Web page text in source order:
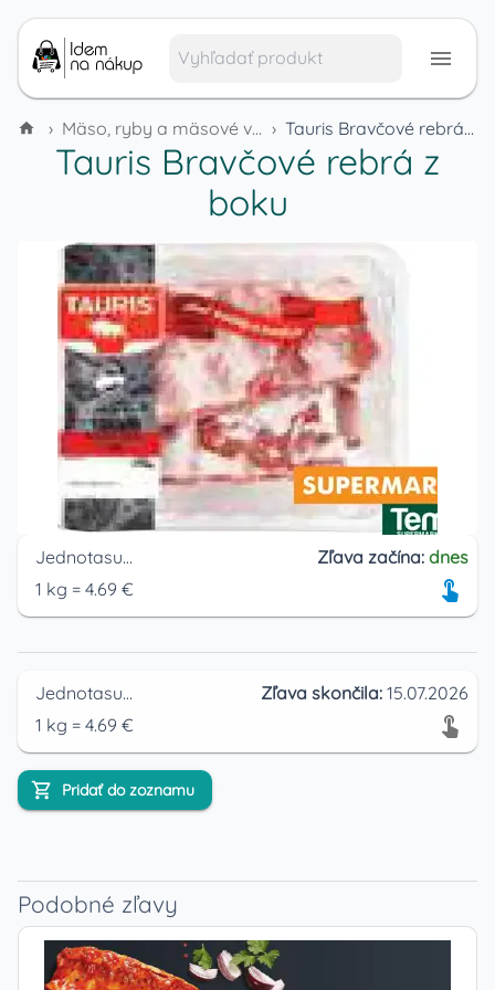
› Mäso, ryby a mäsové výrobky › Tauris Bravčové rebrá z boku
Tauris Bravčové rebrá z
boku
Jednotasupermarket Zľava začína: dnes
1 kg = 4.69 €
Jednotasupermarket Zľava skončila: 15.07.2026
1 kg = 4.69 €
Pridať do zoznamu
Podobné zľavy